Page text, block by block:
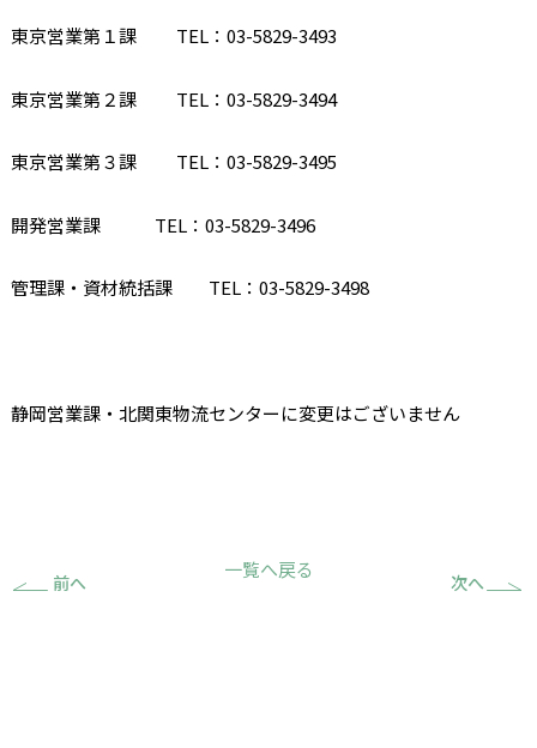
東京営業第１課 TEL： 03-5829-3493
東京営業第２課 TEL： 03-5829-3494
東京営業第３課 TEL： 03-5829-3495
開発営業課 TEL： 03-5829-3496
管理課・資材統括課 TEL： 03-5829-3498
静岡営業課・北関東物流センターに変更はございません
前へ
一覧へ戻る
次へ